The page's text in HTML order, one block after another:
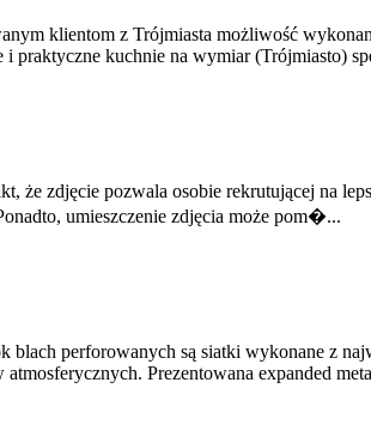
klientom z Trójmiasta możliwość
kuchnie na wymiar (Trójmiasto)
że zdjęcie pozwala osobie rekrutującej na
umieszczenie zdjęcia może pom�...
perforowanych są siatki wykonane z
Prezentowana expanded